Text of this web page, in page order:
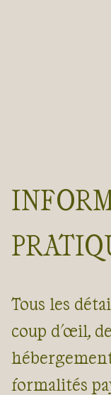
Tous les
coup d'œil,
formalités